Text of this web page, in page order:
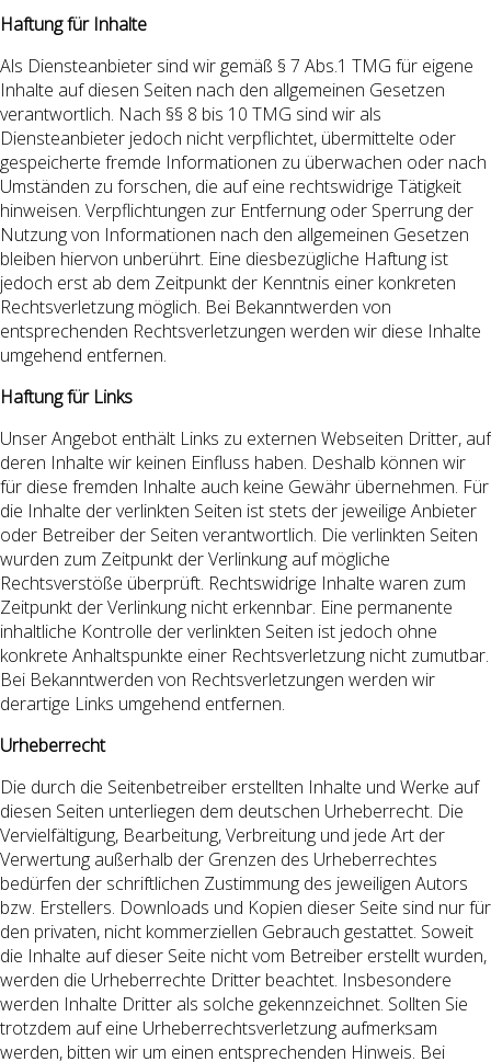
Haftung für Inhalte
Als Diensteanbieter sind wir gemäß § 7 Abs.1 TMG für eigene
Inhalte auf diesen Seiten nach den allgemeinen Gesetzen
verantwortlich. Nach §§ 8 bis 10 TMG sind wir als
Diensteanbieter jedoch nicht verpflichtet, übermittelte oder
gespeicherte fremde Informationen zu überwachen oder nach
Umständen zu forschen, die auf eine rechtswidrige Tätigkeit
hinweisen. Verpflichtungen zur Entfernung oder Sperrung der
Nutzung von Informationen nach den allgemeinen Gesetzen
bleiben hiervon unberührt. Eine diesbezügliche Haftung ist
jedoch erst ab dem Zeitpunkt der Kenntnis einer konkreten
Rechtsverletzung möglich. Bei Bekanntwerden von
entsprechenden Rechtsverletzungen werden wir diese Inhalte
umgehend entfernen.
Haftung für Links
Unser Angebot enthält Links zu externen Webseiten Dritter, auf
deren Inhalte wir keinen Einfluss haben. Deshalb können wir
für diese fremden Inhalte auch keine Gewähr übernehmen. Für
die Inhalte der verlinkten Seiten ist stets der jeweilige Anbieter
oder Betreiber der Seiten verantwortlich. Die verlinkten Seiten
wurden zum Zeitpunkt der Verlinkung auf mögliche
Rechtsverstöße überprüft. Rechtswidrige Inhalte waren zum
Zeitpunkt der Verlinkung nicht erkennbar. Eine permanente
inhaltliche Kontrolle der verlinkten Seiten ist jedoch ohne
konkrete Anhaltspunkte einer Rechtsverletzung nicht zumutbar.
Bei Bekanntwerden von Rechtsverletzungen werden wir
derartige Links umgehend entfernen.
Urheberrecht
Die durch die Seitenbetreiber erstellten Inhalte und Werke auf
diesen Seiten unterliegen dem deutschen Urheberrecht. Die
Vervielfältigung, Bearbeitung, Verbreitung und jede Art der
Verwertung außerhalb der Grenzen des Urheberrechtes
bedürfen der schriftlichen Zustimmung des jeweiligen Autors
bzw. Erstellers. Downloads und Kopien dieser Seite sind nur für
den privaten, nicht kommerziellen Gebrauch gestattet. Soweit
die Inhalte auf dieser Seite nicht vom Betreiber erstellt wurden,
werden die Urheberrechte Dritter beachtet. Insbesondere
werden Inhalte Dritter als solche gekennzeichnet. Sollten Sie
trotzdem auf eine Urheberrechtsverletzung aufmerksam
werden, bitten wir um einen entsprechenden Hinweis. Bei